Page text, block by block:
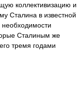
коллективизацию и
Сталина в известной
необходимости
Сталиным же
тремя годами